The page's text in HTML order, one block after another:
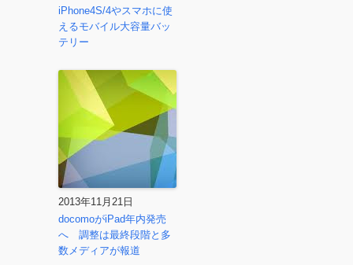
iPhone4S/4やスマホに使
えるモバイル大容量バッ
テリー
2013年11月21日
docomoがiPad年内発売
へ 調整は最終段階と多
数メディアが報道